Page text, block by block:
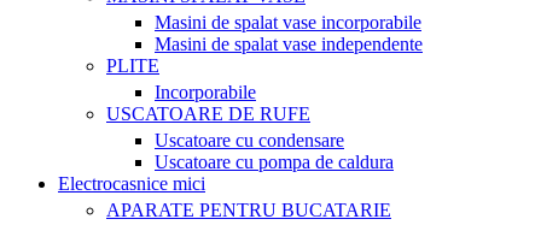
Masini de spalat vase incorporabile
Masini de spalat vase independente
PLITE
Incorporabile
USCATOARE DE RUFE
Uscatoare cu condensare
Uscatoare cu pompa de caldura
Electrocasnice mici
APARATE PENTRU BUCATARIE